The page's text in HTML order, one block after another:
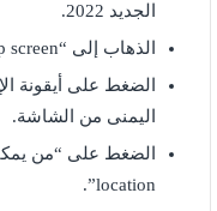
الجديد 2022.
الذهاب إلى “map screen”.
الضغط على أيقونة
اليمنى من الشاشة.
location”.